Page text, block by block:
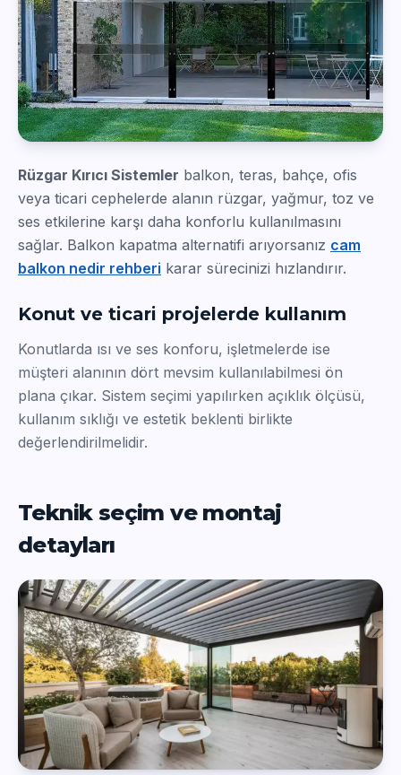
Rüzgar Kırıcı Sistemler balkon, teras, bahçe, ofis
veya ticari cephelerde alanın rüzgar, yağmur, toz ve
ses etkilerine karşı daha konforlu kullanılmasını
sağlar. Balkon kapatma alternatifi arıyorsanız cam
balkon nedir rehberi karar sürecinizi hızlandırır.
Konut ve ticari projelerde kullanım
Konutlarda ısı ve ses konforu, işletmelerde ise
müşteri alanının dört mevsim kullanılabilmesi ön
plana çıkar. Sistem seçimi yapılırken açıklık ölçüsü,
kullanım sıklığı ve estetik beklenti birlikte
değerlendirilmelidir.
Teknik seçim ve montaj
detayları